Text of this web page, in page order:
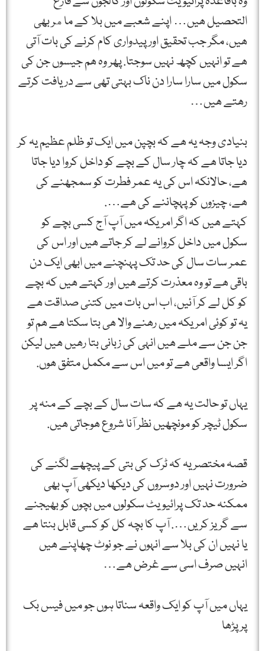
التحصیل ھیں… اپنے شعبے میں بلا کے ماهر بھی
ھیں، مگر جب تحقیق اور پیدواری کام کرنے کی بات آتی
ھے تو انہیں کچھ نہیں سوجتا. پھر وہ ھم جیسوں جن کی
سکول میں سارا سارا دن ناک بہتی تھی سے دریافت کرتے
رھتے ھیں…
بنیادی وجہ یہ ھے کہ بچپن میں ایک تو ظلم عظیم یہ کر
دیا جاتا ھے کہ چار سال کے بچے کو داخل کروا دیا جاتا
ھے، حالانکہ اس کی یہ عمر فطرت کو سمجھنے کی
ھے، چیزوں کو پہچاننے کی ھے….
کہتے ھیں کہ اگر امریکہ میں آپ آج کسی بچے کو
سکول میں داخل کروانے لے کر جاتے ھیں اور اس کی
عمر سات سال کی حد تک پہنچنے میں ابھی ایک دن
باقی ھے تو وہ معذرت کرتے ھیں اور کہتے ھیں کہ بچے
کو کل لے کر آئیں، اب اس بات میں کتنی صداقت ھے
یہ تو کوئی امریکہ میں رھنے والا ھی بتا سکتا ھے ھم تو
جن جن سے ملے ھیں انہی کی زبانی بتا رھیں ھیں لیکن
اگر ایسا واقعی ھے تو میں اس سے مکمل متفق ھوں.
یہاں تو حالت یہ ھے کہ سات سال کے بچے کے منہ پر
سکول ٹیچر کو مونچھیں نظر آنا شروع ھوجاتی ھیں.
قصہ مختصر یہ کہ ٹرک کی بتی کے پیچھے لگنے کی
ضرورت نہیں اور دوسروں کی دیکھا دیکھی آپ بھی
ممکنہ حد تک پرائیویٹ سکولوں میں بچوں کو بھیجنے
سے گریز کریں…. آپ کا بچہ کل کو کسی قابل بنتا ھے
یا نہیں ان کی بلا سے انہوں نے جو نوٹ چھاپنے ھیں
انہیں صرف اسی سے غرض ھے…
یہاں میں آپ کو ایک واقعہ سناتا ہوں جو میں فیس بک
پر پڑھا